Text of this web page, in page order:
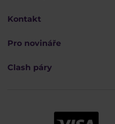
Kontakt
Pro novináře
Clash páry